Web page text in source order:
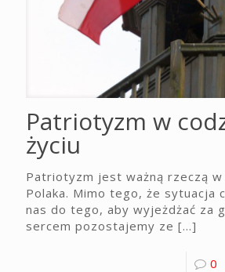
Patriotyzm w
życiu
Patriotyzm jest ważną rzeczą w
Polaka. Mimo tego, że sytuacja
nas do tego, aby wyjeżdżać za
sercem pozostajemy ze […]
0